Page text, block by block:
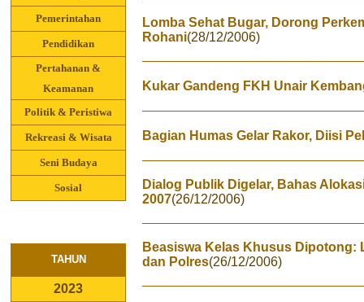
Pemerintahan
Pendidikan
Pertahanan &
Keamanan
Politik & Peristiwa
Rekreasi & Wisata
Seni Budaya
Sosial
TAHUN
2023
Lomba Sehat Bugar, Dorong
Rohani(28/12/2006)
Kukar Gandeng FKH Unair
Bagian Humas Gelar Rakor, Diisi
Dialog Publik Digelar, Bahas
2007(26/12/2006)
Beasiswa Kelas Khusus Dipotong:
dan Polres(26/12/2006)